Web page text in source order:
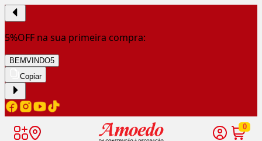
5%OFF na sua primeira compra:
BEMVINDO5
Copiar
0